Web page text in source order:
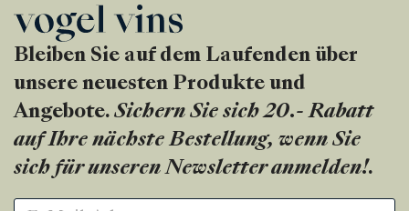
Bleiben Sie auf dem Laufenden über
unsere neuesten Produkte und
Angebote. Sichern Sie sich 20.- Rabatt
auf Ihre nächste Bestellung, wenn Sie
sich für unseren Newsletter anmelden!.